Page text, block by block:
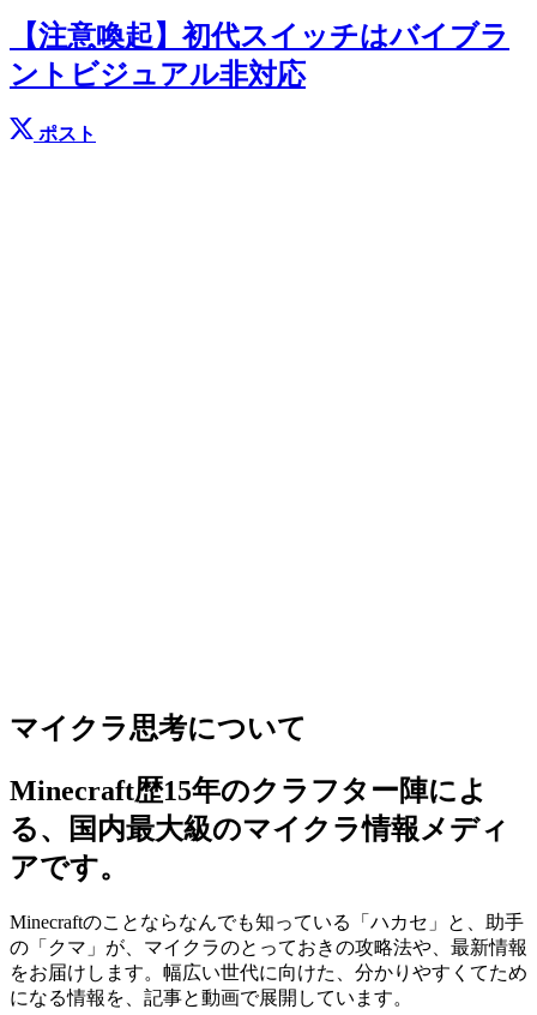
【注意喚起】初代スイッチはバイブラ
ントビジュアル非対応
ポスト
マイクラ思考について
Minecraft歴15年のクラフター陣によ
る、国内最大級のマイクラ情報メディ
アです。
Minecraftのことならなんでも知っている「ハカセ」と、助手
の「クマ」が、マイクラのとっておきの攻略法や、最新情報
をお届けします。幅広い世代に向けた、分かりやすくてため
になる情報を、記事と動画で展開しています。